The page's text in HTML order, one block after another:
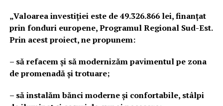
„Valoarea investiției este de 49.326.866 lei, finanțat
prin fonduri europene, Programul Regional Sud-Est.
Prin acest proiect, ne propunem:
– să refacem și să modernizăm pavimentul pe zona
de promenadă și trotuare;
– să instalăm bănci moderne și confortabile, stâlpi